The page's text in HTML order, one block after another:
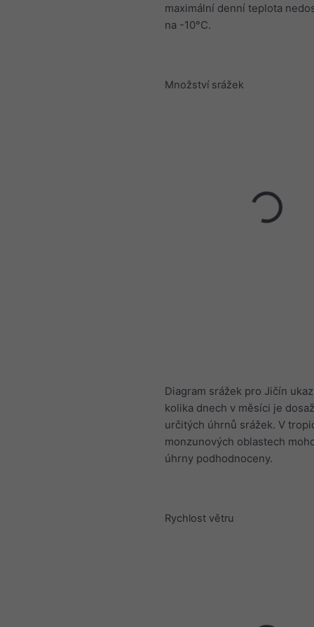
maximální denní teplota
na -10°C.
Množství srážek
Diagram srážek pro Jičín
kolika dnech v měsíci je
určitých úhrnů srážek. V
monzunových oblastech
úhrny podhodnoceny.
Rychlost větru